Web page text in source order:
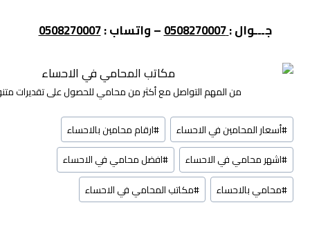
جـــوال :0508270007 – واتساب :0508270007
من المهم التواصل مع أكثر من محامي للحصول على تقديرات
وسوم
المقال:
#أسعار المحامين في الاحساء #ارقام محامين بالاحساء
#اشهر محامي في الاحساء #افضل محامي في الاحساء
#محامي بالاحساء #مكاتب المحامي في الاحساء